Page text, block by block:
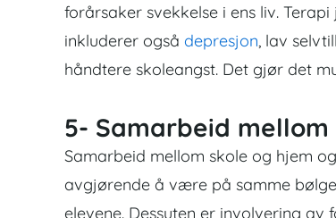
forårsaker svekkelse i ens liv.
inkluderer også depresjon, lav
håndtere skoleangst. Det gjør det
5- Samarbeid mellom
Samarbeid mellom skole og hjem
avgjørende å være på samme
elevene. Dessuten er involvering